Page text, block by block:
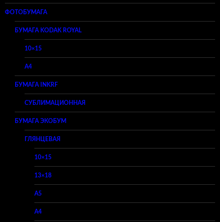
ФОТОБУМАГА
БУМАГА KODAK ROYAL
10×15
A4
БУМАГА INKRF
СУБЛИМАЦИОННАЯ
БУМАГА ЭКОБУМ
ГЛЯНЦЕВАЯ
10×15
13×18
A5
A4